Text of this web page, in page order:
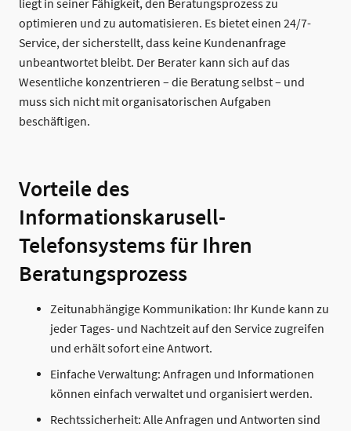
liegt in seiner Fähigkeit, den Beratungsprozess zu
optimieren und zu automatisieren. Es bietet einen 24/7-
Service, der sicherstellt, dass keine Kundenanfrage
unbeantwortet bleibt. Der Berater kann sich auf das
Wesentliche konzentrieren – die Beratung selbst – und
muss sich nicht mit organisatorischen Aufgaben
beschäftigen.
Vorteile des
Informationskarusell-
Telefonsystems für Ihren
Beratungsprozess
Zeitunabhängige Kommunikation: Ihr Kunde kann zu
jeder Tages- und Nachtzeit auf den Service zugreifen
und erhält sofort eine Antwort.
Einfache Verwaltung: Anfragen und Informationen
können einfach verwaltet und organisiert werden.
Rechtssicherheit: Alle Anfragen und Antworten sind